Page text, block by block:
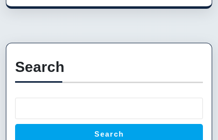
Search
Search